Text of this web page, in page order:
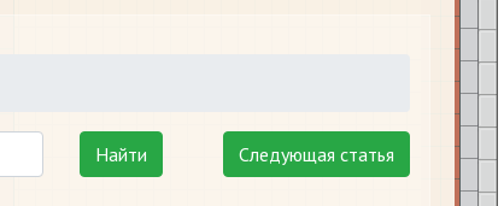
Найти Следующая статья